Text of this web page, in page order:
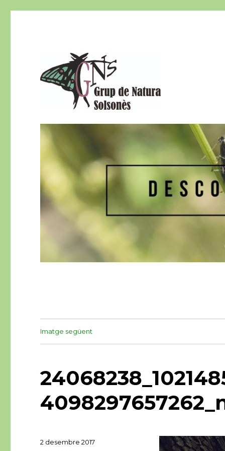
Grup de Natura del
Imatge següent
Publicat
2 desembre 2017